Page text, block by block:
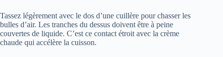
Tassez légèrement avec le dos d’une cuillère pour chasser les
bulles d’air. Les tranches du dessus doivent être à peine
couvertes de liquide. C’est ce contact étroit avec la crème
chaude qui accélère la cuisson.